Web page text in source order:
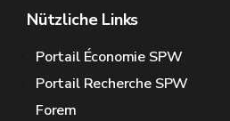
Nützliche Links
Portail Économie SPW
Portail Recherche SPW
Forem